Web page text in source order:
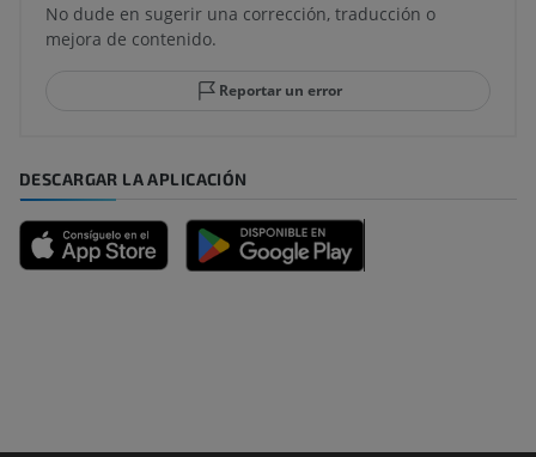
No dude en sugerir una corrección, traducción o
mejora de contenido.
Reportar un error
DESCARGAR LA APLICACIÓN